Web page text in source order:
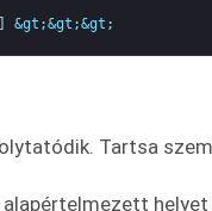
&gt;&gt;&gt;
Tartsa